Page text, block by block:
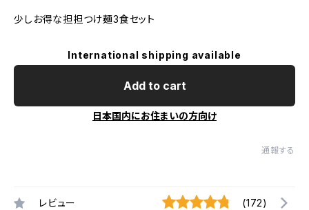
少しお得な担担つけ麺3食セット
International shipping available
Add to cart
日本国内にお住まいの方向け
通報する
レビュー (172)